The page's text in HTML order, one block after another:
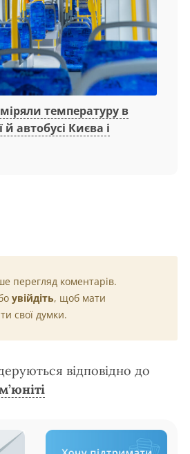
температуру в
автобусі Києва і
перегляд коментарів.
увійдіть, щоб мати
свої думки.
відповідно до